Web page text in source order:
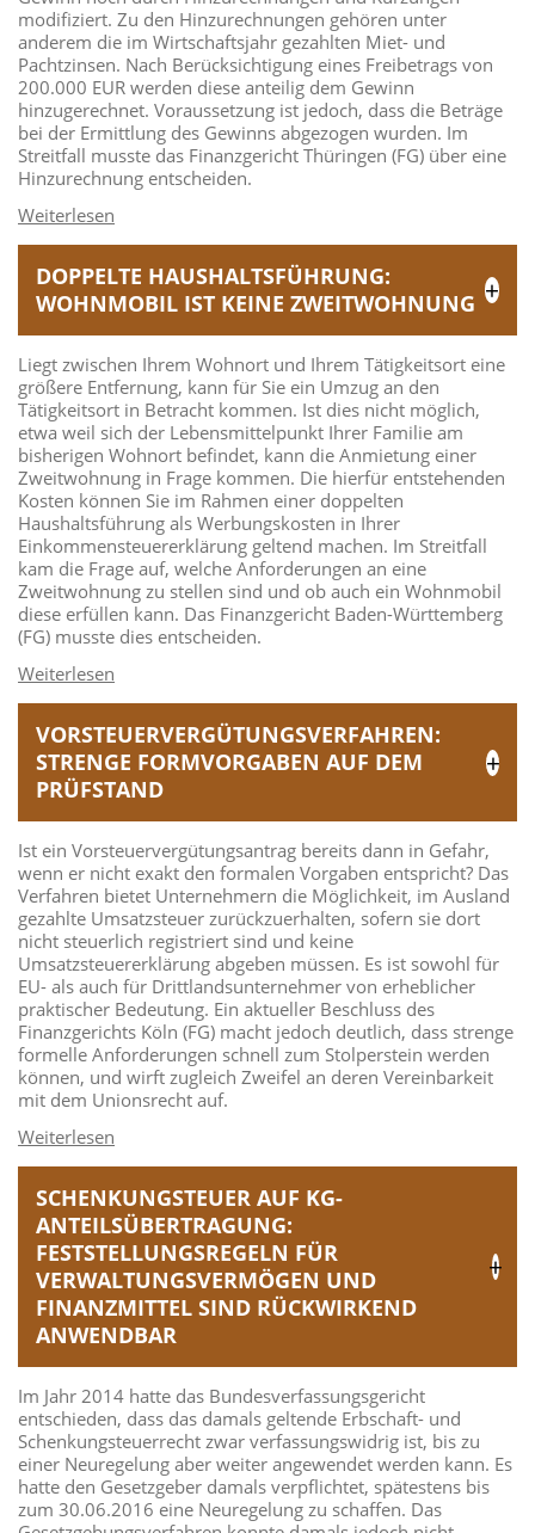
modifiziert. Zu den Hinzurechnungen gehören unter
anderem die im Wirtschaftsjahr gezahlten Miet- und
Pachtzinsen. Nach Berücksichtigung eines Freibetrags von
200.000 EUR werden diese anteilig dem Gewinn
hinzugerechnet. Voraussetzung ist jedoch, dass die Beträge
bei der Ermittlung des Gewinns abgezogen wurden. Im
Streitfall musste das Finanzgericht Thüringen (FG) über eine
Hinzurechnung entscheiden.
DOPPELTE HAUSHALTSFÜHRUNG:
WOHNMOBIL IST KEINE ZWEITWOHNUNG
Liegt zwischen Ihrem Wohnort und Ihrem Tätigkeitsort eine
größere Entfernung, kann für Sie ein Umzug an den
Tätigkeitsort in Betracht kommen. Ist dies nicht möglich,
etwa weil sich der Lebensmittelpunkt Ihrer Familie am
bisherigen Wohnort befindet, kann die Anmietung einer
Zweitwohnung in Frage kommen. Die hierfür entstehenden
Kosten können Sie im Rahmen einer doppelten
Haushaltsführung als Werbungskosten in Ihrer
Einkommensteuererklärung geltend machen. Im Streitfall
kam die Frage auf, welche Anforderungen an eine
Zweitwohnung zu stellen sind und ob auch ein Wohnmobil
diese erfüllen kann. Das Finanzgericht Baden-Württemberg
(FG) musste dies entscheiden.
VORSTEUERVERGÜTUNGSVERFAHREN:
STRENGE FORMVORGABEN AUF DEM
PRÜFSTAND
Ist ein Vorsteuervergütungsantrag bereits dann in Gefahr,
wenn er nicht exakt den formalen Vorgaben entspricht? Das
Verfahren bietet Unternehmern die Möglichkeit, im Ausland
gezahlte Umsatzsteuer zurückzuerhalten, sofern sie dort
nicht steuerlich registriert sind und keine
Umsatzsteuererklärung abgeben müssen. Es ist sowohl für
EU- als auch für Drittlandsunternehmer von erheblicher
praktischer Bedeutung. Ein aktueller Beschluss des
Finanzgerichts Köln (FG) macht jedoch deutlich, dass strenge
formelle Anforderungen schnell zum Stolperstein werden
können, und wirft zugleich Zweifel an deren Vereinbarkeit
mit dem Unionsrecht auf.
SCHENKUNGSTEUER AUF KG-
ANTEILSÜBERTRAGUNG:
FESTSTELLUNGSREGELN FÜR
VERWALTUNGSVERMÖGEN UND
FINANZMITTEL SIND RÜCKWIRKEND
ANWENDBAR
Im Jahr 2014 hatte das Bundesverfassungsgericht
entschieden, dass das damals geltende Erbschaft- und
Schenkungsteuerrecht zwar verfassungswidrig ist, bis zu
einer Neuregelung aber weiter angewendet werden kann. Es
hatte den Gesetzgeber damals verpflichtet, spätestens bis
zum 30.06.2016 eine Neuregelung zu schaffen. Das